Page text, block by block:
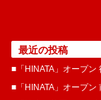
最近の投稿
■「HINATA」オープン
■「HINATA」オープン